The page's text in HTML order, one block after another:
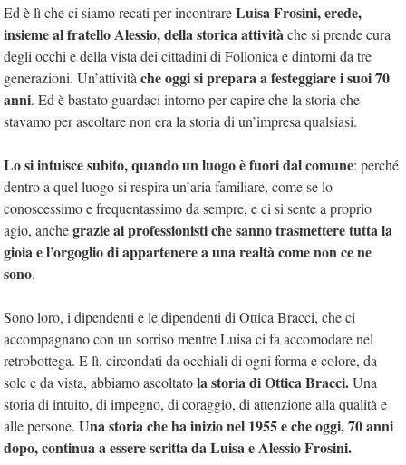
Ed è lì che ci siamo recati per incontrareLuisa Frosini, erede,
insieme al fratello Alessio, della storica attivitàche si prende cura
degli occhi e della vista dei cittadini di Follonica e dintorni da tre
generazioni. Un’attività che oggi si prepara a festeggiare i suoi 70
anni. Ed è bastato guardaci intorno per capire che la storia che
stavamo per ascoltare non era la storia di un’impresa qualsiasi.
Lo si intuisce subito, quando un luogo è fuori dal comune: perché
dentro a quel luogo si respira un’aria familiare, come se lo
conoscessimo e frequentassimo da sempre, e ci si sente a proprio
agio, anchegrazie ai professionisti che sanno trasmettere tutta la
gioia e l’orgoglio di appartenere a una realtà come non ce ne
sono.
Sono loro, i dipendenti e le dipendenti di Ottica Bracci, che ci
accompagnano con un sorriso mentre Luisa ci fa accomodare nel
retrobottega. E lì, circondati da occhiali di ogni forma e colore, da
sole e da vista, abbiamo ascoltatola storia di Ottica Bracci.Una
storia di intuito, di impegno, di coraggio, di attenzione alla qualità e
alle persone. Una storia che ha inizio nel 1955 e che oggi, 70 anni
dopo, continua a essere scritta da Luisa e Alessio Frosini.